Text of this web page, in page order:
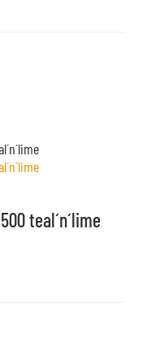
teal´n´lime